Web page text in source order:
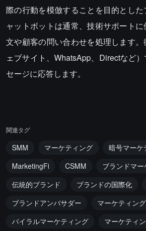
際の行動を模倣することを目的とし
ャットボットは通常、技術サポート
文や顧客の問い合わせを処理します
ェブサイト、WhatsApp、Directなど
セージに応答します。
関連タグ
SMM マーケティング
暗号マーケ
MarketingFi
CSMM
ブランドマ
伝統的ブランド
ブランドの国際化
ブランドアンバサダー
マーケティング
バイラルマーケティング
マーケティ